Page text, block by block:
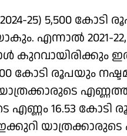
25) 5,500
എന്നാല്‍ 2021-22,
കോടി രൂപയും
എണ്ണം 16.53 കോടി
യാത്രക്കാരുടെ